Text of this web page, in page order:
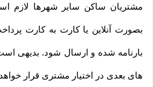
مشتریان ساکن سایر شهرها لازم
بصورت آنلاین یا کارت به کارت
بارنامه شده و ارسال شود. بدیهی
های بعدی در اختیار مشتری قرار